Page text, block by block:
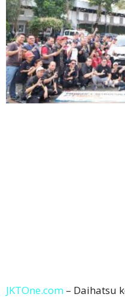
JKTOne.com – Daihatsu